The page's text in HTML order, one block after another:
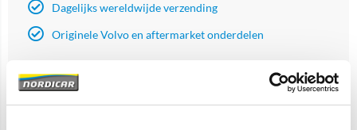
Dagelijks wereldwijde verzending
Originele Volvo en aftermarket onderdelen